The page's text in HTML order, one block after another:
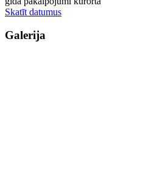
Skatīt datumus
Galerija